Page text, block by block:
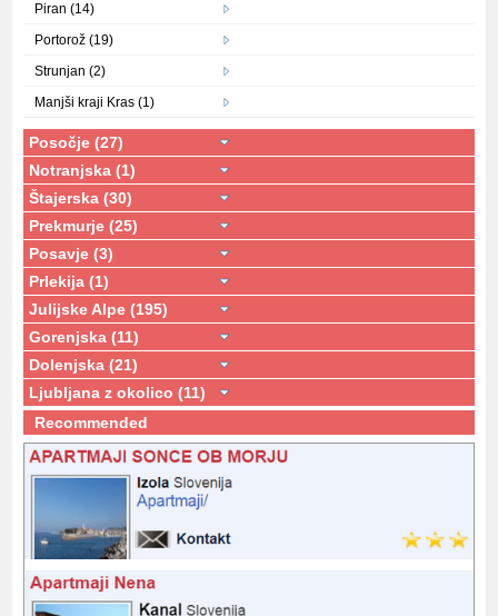
Piran (14)
Portorož (19)
Strunjan (2)
Manjši kraji Kras (1)
Posočje (27)
Notranjska (1)
Štajerska (30)
Prekmurje (25)
Posavje (3)
Prlekija (1)
Julijske Alpe (195)
Gorenjska (11)
Dolenjska (21)
Ljubljana z okolico (11)
Recommended